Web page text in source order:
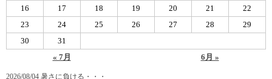
« 7月 6月 »
16
17 18 19 20 21
22
23
24 25 26 27 28
29
30
31
2026/08/04 暑さに負ける・・・